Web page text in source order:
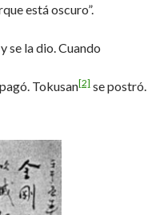
está oscuro”.
se la dio. Cuando
Tokusan[2]se postró.